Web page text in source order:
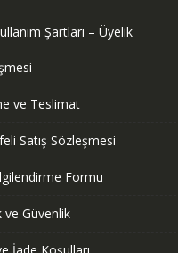
Şartları – Üyelik
ve Teslimat
Satış Sözleşmesi
Formu
ve Güvenlik